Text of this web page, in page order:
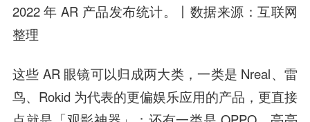
2022 年 AR 产品发布统计。丨数据来源：互联网
整理
这些 AR 眼镜可以归成两大类，一类是 Nreal、雷
鸟、Rokid 为代表的更偏娱乐应用的产品，更直接